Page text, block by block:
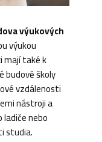
výukových
výukou
mají také k
budově školy
vzdálenosti
nástroji a
nebo
studia.